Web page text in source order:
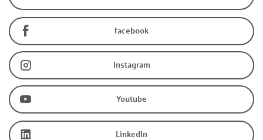
facebook
Instagram
Youtube
LinkedIn